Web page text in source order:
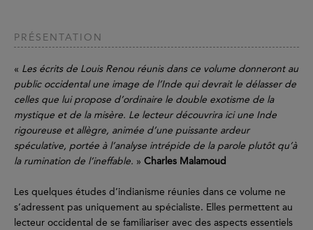
PRÉSENTATION
« Les écrits de Louis Renou réunis dans ce volume donneront au
public occidental une image de l’Inde qui devrait le délasser de
celles que lui propose d’ordinaire le double exotisme de la
mystique et de la misère. Le lecteur découvrira ici une Inde
rigoureuse et allègre, animée d’une puissante ardeur
spéculative, portée à l’analyse intrépide de la parole plutôt qu’à
la rumination de l’ineffable. » Charles Malamoud
Les quelques études d’indianisme réunies dans ce volume ne
s’adressent pas uniquement au spécialiste. Elles permettent au
lecteur occidental de se familiariser avec des aspects essentiels